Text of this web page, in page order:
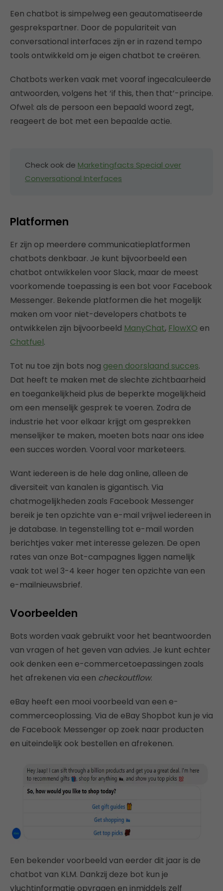
Een chatbot is simpelweg een geautomatiseerde
gesprekspartner. Door de populariteit van
conversational interfaces zijn er in razend tempo
tools ontwikkeld om je eigen chatbot te creëren.
Chatbots werken vaak met vooraf ingecalculeerde
antwoorden, volgens het ‘if this, then that’-principe.
Ofwel: als de persoon een bepaald woord zegt,
reageert de bot met een bepaalde actie.
Check ook de Marketingfacts Special over
Conversational Interfaces
Platformen
Er zijn op meerdere communicatieplatformen
chatbots denkbaar. Je kunt bijvoorbeeld een
chatbot ontwikkelen voor Slack, maar de meest
voorkomende toepassing is een bot voor Facebook
Messenger. Bekende platformen die het mogelijk
maken om voor niet-developers chatbots te
ontwikkelen zijn bijvoorbeeld ManyChat, FlowXO en
Chatfuel.
Tot nu toe zijn bots nog geen doorslaand succes.
Dat heeft te maken met de slechte zichtbaarheid
en toegankelijkheid plus de beperkte mogelijkheid
om een menselijk gesprek te voeren. Zodra de
industrie het voor elkaar krijgt om gesprekken
menselijker te maken, moeten bots naar ons idee
een succes worden. Vooral voor marketeers.
Want iedereen is de hele dag online, alleen de
diversiteit van kanalen is gigantisch. Via
chatmogelijkheden zoals Facebook Messenger
bereik je ten opzichte van e-mail vrijwel iedereen in
je database. In tegenstelling tot e-mail worden
berichtjes vaker met interesse gelezen. De open
rates van onze Bot-campagnes liggen namelijk
vaak tot wel 3-4 keer hoger ten opzichte van een
e-mailnieuwsbrief.
Voorbeelden
Bots worden vaak gebruikt voor het beantwoorden
van vragen of het geven van advies. Je kunt echter
ook denken een e-commercetoepassingen zoals
het afrekenen via een checkoutflow.
eBay heeft een mooi voorbeeld van een e-
commerceoplossing. Via de eBay Shopbot kun je via
de Facebook Messenger op zoek naar producten
en uiteindelijk ook bestellen en afrekenen.
Een bekender voorbeeld van eerder dit jaar is de
chatbot van KLM. Dankzij deze bot kun je
vluchtinformatie opvragen en inmiddels zelf